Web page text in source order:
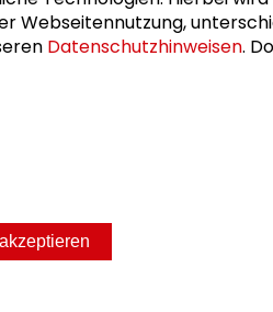
die
Die Deutsche
Raum.
Impressum
Webseitennutzung,
Datenschutzhinweisen.